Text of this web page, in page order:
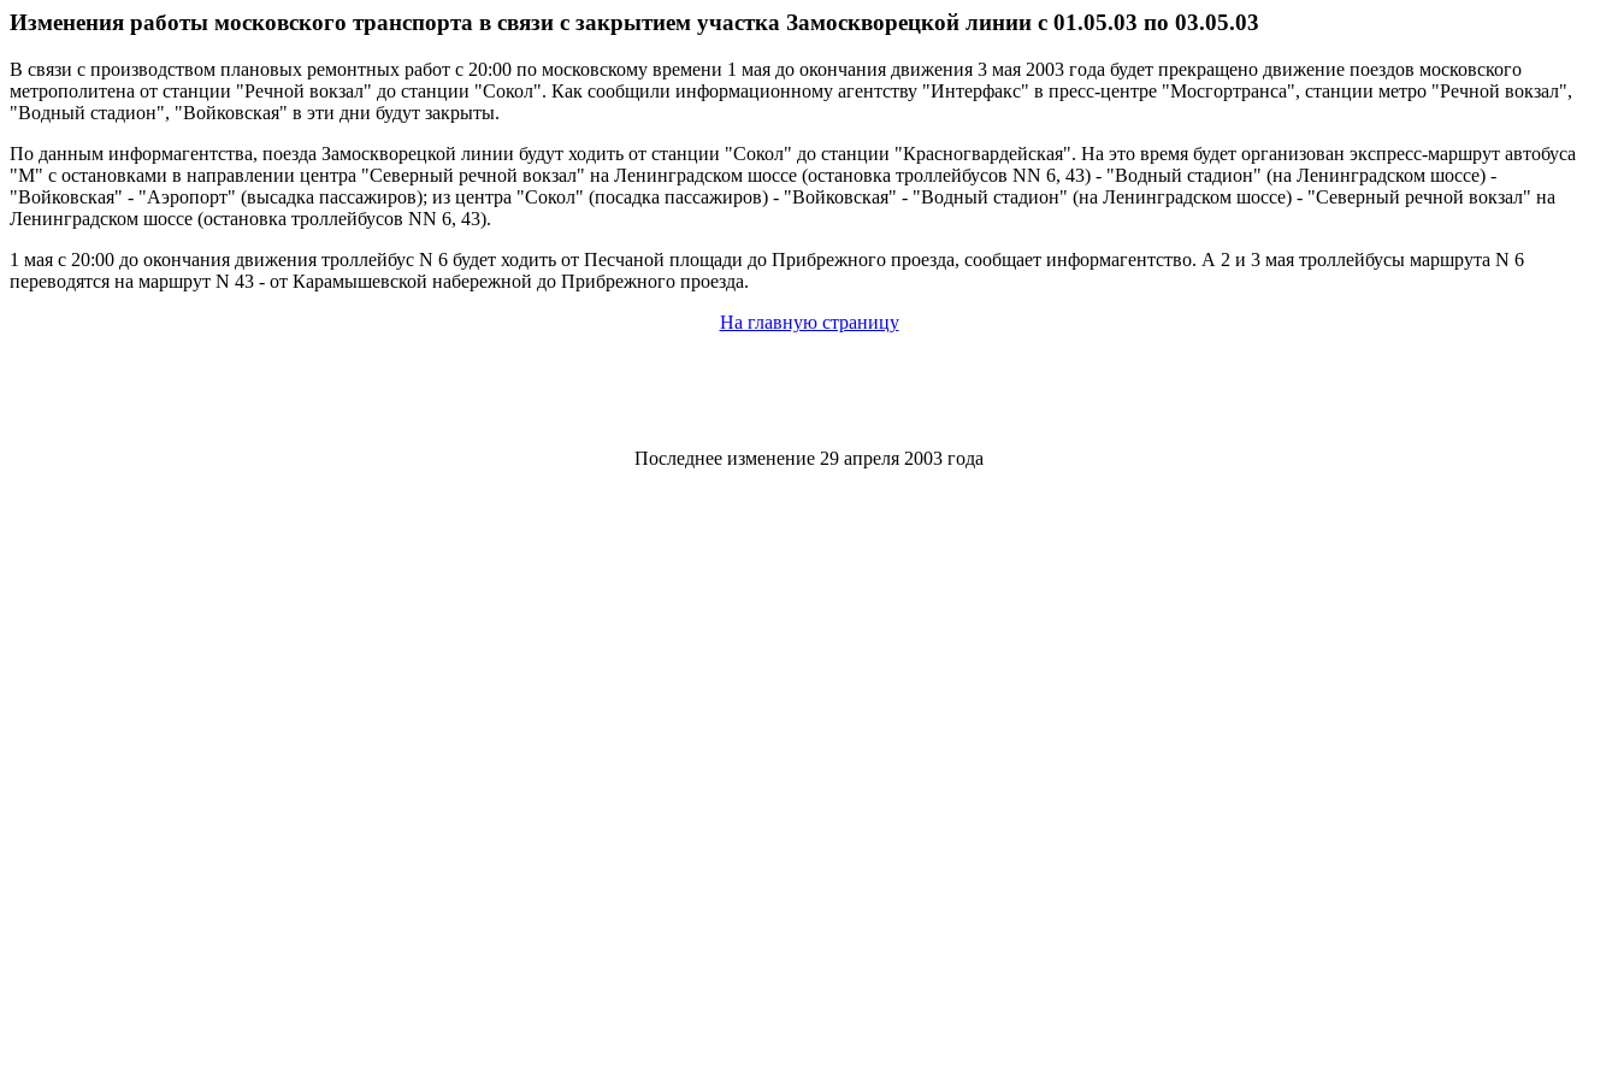
Изменения работы московского транспорта в связи с закрытием участка Замоскворецкой линии с 01.05.03 по 03.05.03
В связи с производством плановых ремонтных работ с 20:00 по московскому времени 1 мая до окончания движения 3 мая 2003 года будет прекращено движение поездов московского
метрополитена от станции "Речной вокзал" до станции "Сокол". Как сообщили информационному агентству "Интерфакс" в пресс-центре "Мосгортранса", станции метро "Речной вокзал",
"Водный стадион", "Войковская" в эти дни будут закрыты.
По данным информагентства, поезда Замоскворецкой линии будут ходить от станции "Сокол" до станции "Красногвардейская". На это время будет организован экспресс-маршрут автобуса
"М" с остановками в направлении центра "Северный речной вокзал" на Ленинградском шоссе (остановка троллейбусов NN 6, 43) - "Водный стадион" (на Ленинградском шоссе) -
"Войковская" - "Аэропорт" (высадка пассажиров); из центра "Сокол" (посадка пассажиров) - "Войковская" - "Водный стадион" (на Ленинградском шоссе) - "Северный речной вокзал" на
Ленинградском шоссе (остановка троллейбусов NN 6, 43).
1 мая с 20:00 до окончания движения троллейбус N 6 будет ходить от Песчаной площади до Прибрежного проезда, сообщает информагентство. А 2 и 3 мая троллейбусы маршрута N 6
переводятся на маршрут N 43 - от Карамышевской набережной до Прибрежного проезда.
На главную страницу
Последнее изменение 29 апреля 2003 года